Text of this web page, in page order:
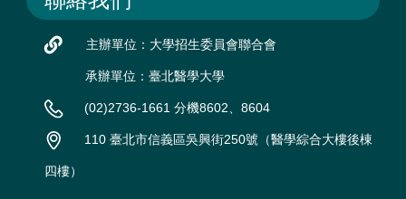
主辦單位：大學招生委員會聯合會
承辦單位：臺北醫學大學
(02)2736-1661 分機8602、8604
110 臺北市信義區吳興街250號（醫學綜合大樓後棟
四樓）